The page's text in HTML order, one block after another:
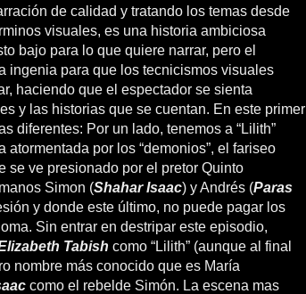
de calidad y tratando los temas desde
visuales, es una historia ambiciosa
bajo para lo que quiere narrar, pero el
ingenia para que los tecnicismos visuales
haciendo que el espectador se sienta
y las historias que se cuentan. En este primer
diferentes: Por un lado, tenemos a “Lilith”
atormentada por los “demonios”, el fariseo
se ve presionado por el pretor Quinto
Simon (Shahar Isaac) y Andrés (Paras
y donde este último, no puede pagar los
Sin entrar en destripar este episodio,
Tabish como “Lilith” (aunque al final
nombre más conocido que es María
como el rebelde Simón. La escena mas